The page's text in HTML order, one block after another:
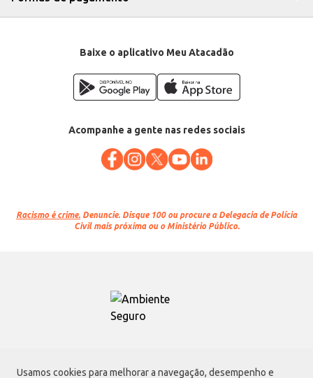
Usamos cookies para melhorar a navegação, desempenho e
Baixe o aplicativo Meu Atacadão
Acompanhe a gente nas redes sociais
Racismo é crime. Denuncie. Disque 100 ou procure a Delegacia de Polícia
Civil mais próxima ou o Ministério Público.
Atacadão S.A.